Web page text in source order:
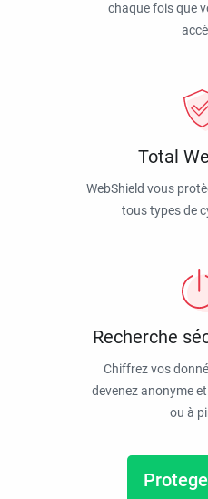
chaque fois que
Total
WebShield vous
tous types de
Recherche
Chiffrez vos
devenez anonyme
ou à